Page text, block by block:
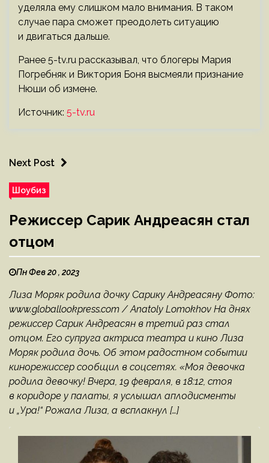
уделяла ему слишком мало внимания. В таком
случае пара сможет преодолеть ситуацию
и двигаться дальше.
Ранее 5-tv.ru рассказывал, что блогеры Мария
Погребняк и Виктория Боня высмеяли признание
Нюши об измене.
Источник: 5-tv.ru
Next Post
Шоубиз
Режиссер Сарик Андреасян стал
отцом
Пн Фев 20 , 2023
Лиза Моряк родила дочку Сарику Андреасяну Фото:
www.globallookpress.com / Anatoly Lomokhov На днях
режиссер Сарик Андреасян в третий раз стал
отцом. Его супруга актриса театра и кино Лиза
Моряк родила дочь. Об этом радостном событии
кинорежиссер сообщил в соцсетях. «Моя девочка
родила девочку! Вчера, 19 февраля, в 18:12, стоя
в коридоре у палаты, я услышал аплодисменты
и „Ура!“ Рожала Лиза, а всплакнул […]